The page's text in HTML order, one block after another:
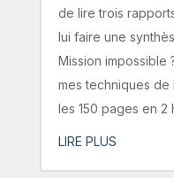
de lire trois
lui faire une
Mission impossible
mes techniques
les 150 pages en 2
LIRE PLUS